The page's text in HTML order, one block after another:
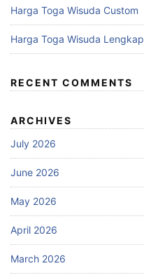
Harga Toga Wisuda Custom
Harga Toga Wisuda Lengkap
RECENT COMMENTS
ARCHIVES
July 2026
June 2026
May 2026
April 2026
March 2026